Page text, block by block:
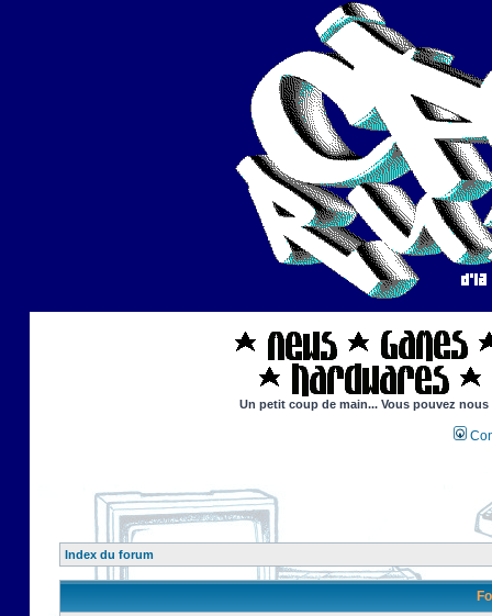
Un petit coup de main... Vous pouvez
Index du forum